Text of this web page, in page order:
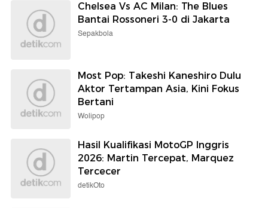
Chelsea Vs AC Milan: The Blues
Bantai Rossoneri 3-0 di Jakarta
Sepakbola
Most Pop: Takeshi Kaneshiro Dulu
Aktor Tertampan Asia, Kini Fokus
Bertani
Wolipop
Hasil Kualifikasi MotoGP Inggris
2026: Martin Tercepat, Marquez
Tercecer
detikOto